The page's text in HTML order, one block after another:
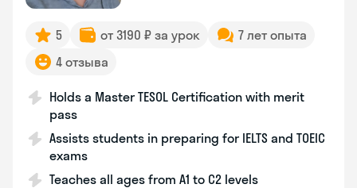
5 от 3190 ₽ за урок
7 лет опыта
4 отзыва
Holds a Master TESOL Certification with merit
pass
Assists students in preparing for IELTS and TOEIC
exams
Teaches all ages from A1 to C2 levels